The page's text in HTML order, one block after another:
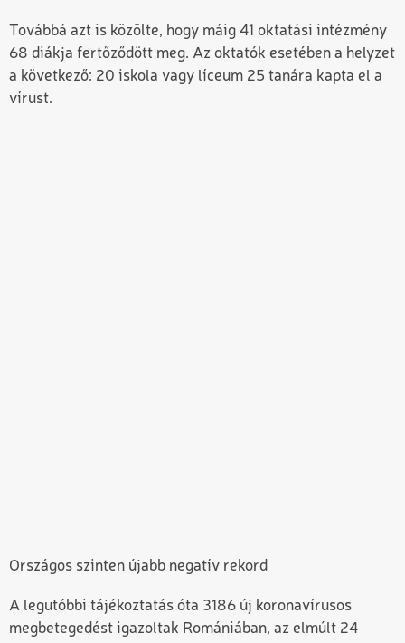
Továbbá azt is közölte, hogy máig 41 oktatási intézmény
68 diákja fertőződött meg. Az oktatók esetében a helyzet
a következő: 20 iskola vagy líceum 25 tanára kapta el a
vírust.
Országos szinten újabb negatív rekord
A legutóbbi tájékoztatás óta 3186 új koronavírusos
megbetegedést igazoltak Romániában, az elmúlt 24